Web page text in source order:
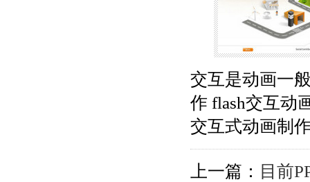
交互是动画一
作 flash交互动
交互式动画制
上一篇： 目前